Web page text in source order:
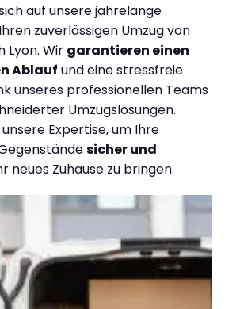
auf unsere jahrelange
zuverlässigen Umzug von
Lyon. Wir garantieren einen
Ablauf und eine stressfreie
unseres professionellen Teams
Umzugslösungen.
Expertise, um Ihre
sicher und
neues Zuhause zu bringen.